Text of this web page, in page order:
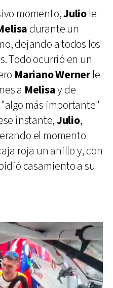
momento,Juliole
durante un
dejando a todos los
Todo ocurrió en un
Mariano Wernerle
a Melisay de
más importante"
instante,Julio,
el momento
roja un anillo y, con
casamiento a su